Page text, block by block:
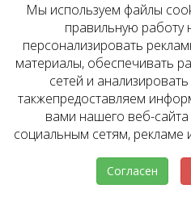
Мы используем файлы
правильную работу
персонализировать
материалы, обеспечивать
сетей и
такжепредоставляем
вами нашего веб-
социальным сетям, рекламе
Согласен